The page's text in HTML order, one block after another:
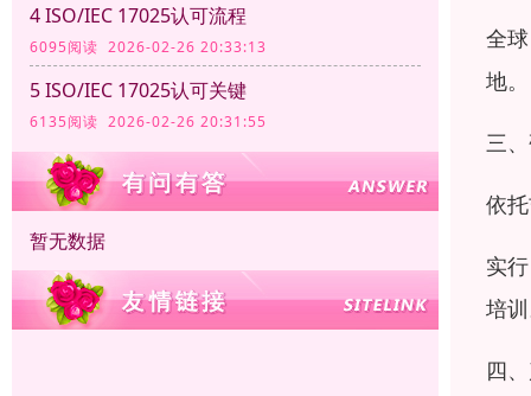
4 ISO/IEC 17025认可流程
6095阅读 2026-02-26 20:33:13
5 ISO/IEC 17025认可关键
6135阅读 2026-02-26 20:31:55
暂无数据
全
地。
三
依
实
培
四